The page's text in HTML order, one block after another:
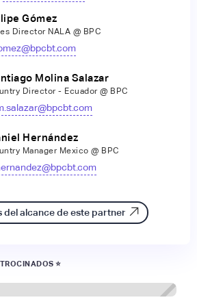
Gómez
Director NALA @ BPC
Molina Salazar
Director - Ecuador @ BPC
Hernández
Manager Mexico @ BPC
del alcance de este partner
⭐